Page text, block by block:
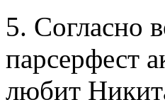
5. Согласно
парсерфест
любит